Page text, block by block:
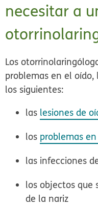
necesitar a
Los
problemas en el
los siguientes:
las lesiones de
los problemas
las infecciones
los objectos que
de la nariz